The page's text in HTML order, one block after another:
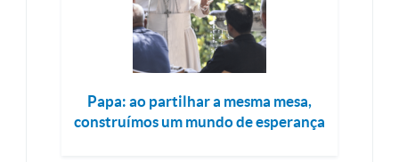
Papa: ao partilhar a mesma mesa,
construímos um mundo de esperança